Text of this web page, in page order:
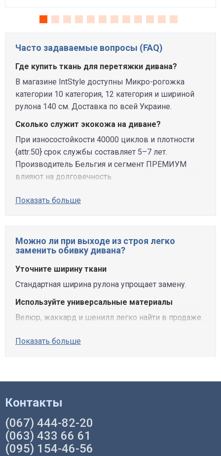
Часто задаваемые вопросы (FAQ)
Где купить ткань для перетяжки дивана?
В магазине IntStyle доступны Микро-рогожка
категории 10 категория, 12 категория и шириной
рулона 140 см. Доставка по всей Украине.
Сколько служит экокожа на диване?
При износостойкости 40000 циклов и плотности
{attr:50} срок службы составляет 5–7 лет.
Производитель Бельгия и сегмент ПРЕМИУМ
влияют на долговечность.
Показать больше
Можно ли при выходе из строя легко
заменить обивку дивана?
Уточните ширину ткани
Стандартная ширина рулона упрощает замену.
Используйте универсальные материалы
Велюр, жаккард и шенилл легко найти в продаже.
Показать больше
Контакты
(067) 444-82-20
(063) 433 66 61
(095) 154-46-56